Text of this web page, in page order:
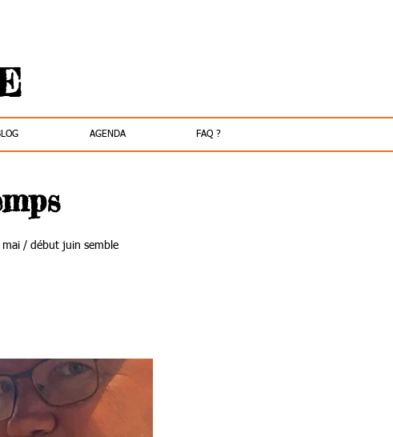
AGENDA FAQ ?
mai / début juin semble